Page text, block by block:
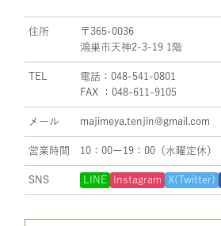
住所
〒365-0036
鴻巣市天神2-3-19 1階
TEL
電話：048-541-0801
FAX ：048-611-9105
メール majimeya.tenjin@gmail.com
営業時間 10：00ー19：00（水曜定休）
SNS LINE Instagram X(Twitter)